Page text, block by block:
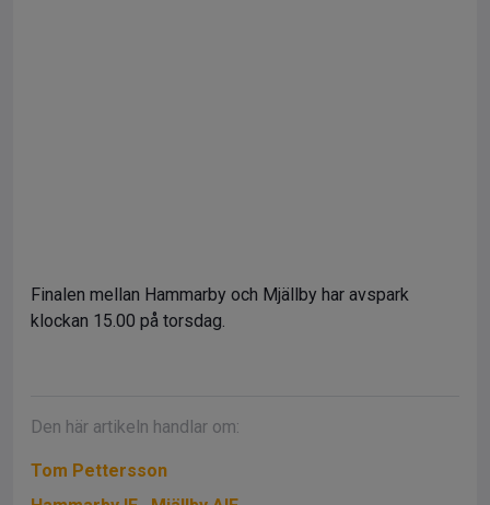
Finalen mellan Hammarby och Mjällby har avspark
klockan 15.00 på torsdag.
Den här artikeln handlar om:
Tom Pettersson